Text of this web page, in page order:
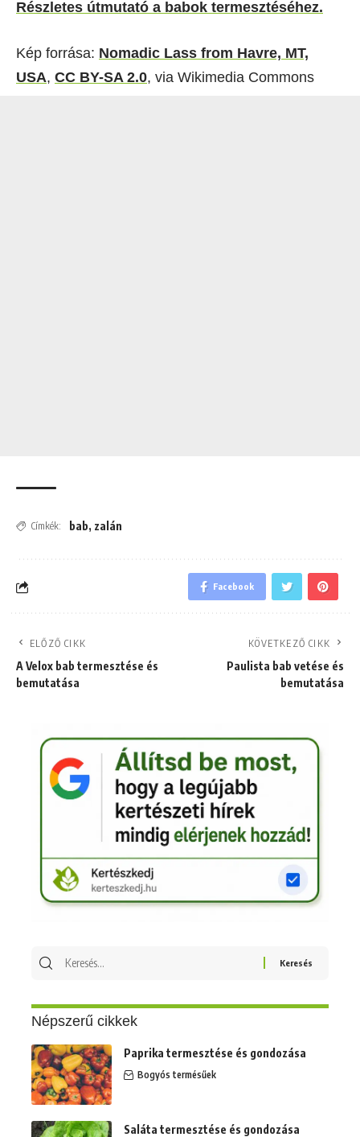
Részletes útmutató a babok termesztéséhez.
Kép forrása: Nomadic Lass from Havre, MT,
USA, CC BY-SA 2.0, via Wikimedia Commons
Címkék: bab, zalán
Facebook
ELŐZŐ CIKK
A Velox bab termesztése és
bemutatása
KÖVETKEZŐ CIKK
Paulista bab vetése és
bemutatása
Keresés
Népszerű cikkek
Paprika termesztése és gondozása
Bogyós termésűek
Saláta termesztése és gondozása